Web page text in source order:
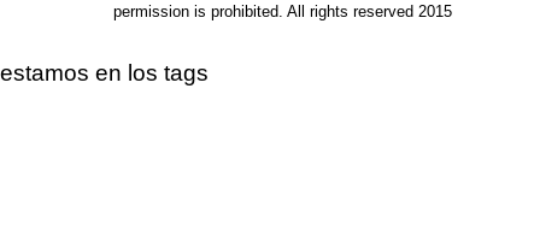
permission is prohibited. All rights reserved 2015
estamos en los tags